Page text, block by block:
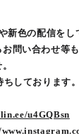
新色の配信をし
問い合わせ等
しております。
u4GQBsn